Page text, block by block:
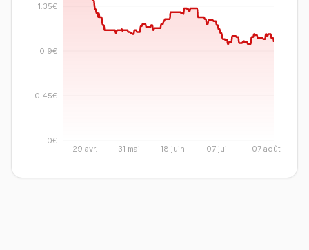
29 avr. 31 mai 18 juin 07 juil. 07 août
0€
0.45€
0.9€
1.35€